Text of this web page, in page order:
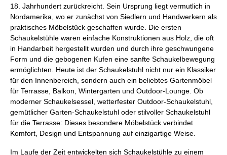
18. Jahrhundert zurückreicht. Sein Ursprung liegt vermutlich in
Nordamerika, wo er zunächst von Siedlern und Handwerkern als
praktisches Möbelstück geschaffen wurde. Die ersten
Schaukelstühle waren einfache Konstruktionen aus Holz, die oft
in Handarbeit hergestellt wurden und durch ihre geschwungene
Form und die gebogenen Kufen eine sanfte Schaukelbewegung
ermöglichten. Heute ist der Schaukelstuhl nicht nur ein Klassiker
für den Innenbereich, sondern auch ein beliebtes Gartenmöbel
für Terrasse, Balkon, Wintergarten und Outdoor-Lounge. Ob
moderner Schaukelsessel, wetterfester Outdoor-Schaukelstuhl,
gemütlicher Garten-Schaukelstuhl oder stilvoller Schaukelstuhl
für die Terrasse: Dieses besondere Möbelstück verbindet
Komfort, Design und Entspannung auf einzigartige Weise.
Im Laufe der Zeit entwickelten sich Schaukelstühle zu einem